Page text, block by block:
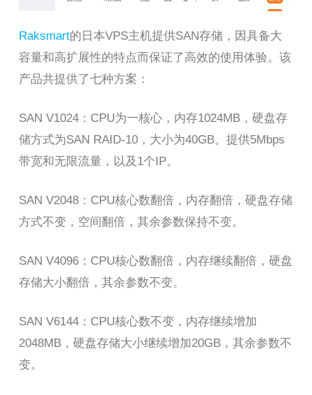
Raksmart的日本VPS主机提供SAN存储，因具备大
容量和高扩展性的特点而保证了高效的使用体验。该
产品共提供了七种方案：
SAN V1024：CPU为一核心，内存1024MB，硬盘存
储方式为SAN RAID-10，大小为40GB。提供5Mbps
带宽和无限流量，以及1个IP。
SAN V2048：CPU核心数翻倍，内存翻倍，硬盘存储
方式不变，空间翻倍，其余参数保持不变。
SAN V4096：CPU核心数翻倍，内存继续翻倍，硬盘
存储大小翻倍，其余参数不变。
SAN V6144：CPU核心数不变，内存继续增加
2048MB，硬盘存储大小继续增加20GB，其余参数不
变。